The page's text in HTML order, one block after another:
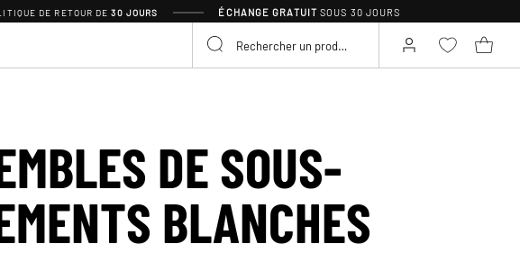
DE RETOUR DE30 JOURS ÉCHANGE GRATUITSOUS 30 JOURS
DE SOUS-
BLANCHES